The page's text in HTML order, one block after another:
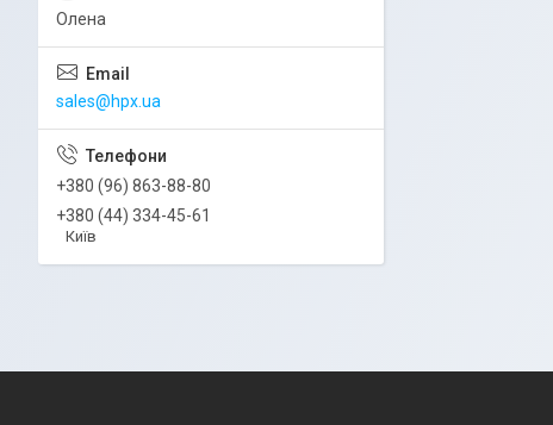
Олена
sales@hpx.ua
+380 (96) 863-88-80
+380 (44) 334-45-61
Київ